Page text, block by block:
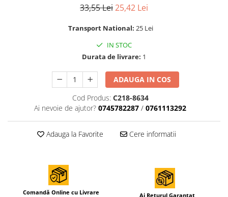
Motoburghie si Burghie
Acumulatori si incarcatoare
Aparate de sudura
Accesorii si consumabile drujbe
33,55 Lei25,42 Lei
Transport National: 25 Lei
IN STOC
Durata de livrare: 1
ADAUGA IN COS
Cod Produs: C218-8634
Ai nevoie de ajutor? 0745782287 / 0761113292
Adauga la Favorite Cere informatii
Comandă Online cu Livrare Ai Returul Garantat